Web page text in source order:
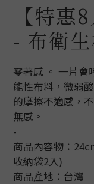
【特惠
- 布衛
零著感 。 一片會
能性布料，微弱
的摩擦不適感，
無感。
-
商品內容物：
收納袋2入)
商品產地：台灣